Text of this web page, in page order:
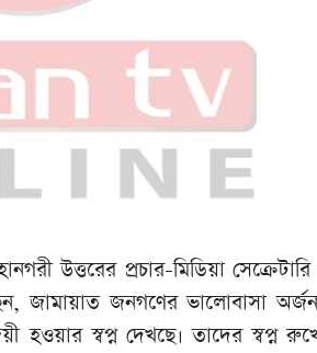
উত্তরের প্রচার-মিডিয়া
জামায়াত জনগণের ভালোবাসা
হওয়ার স্বপ্ন দেখছে। তাদের স্বপ্ন